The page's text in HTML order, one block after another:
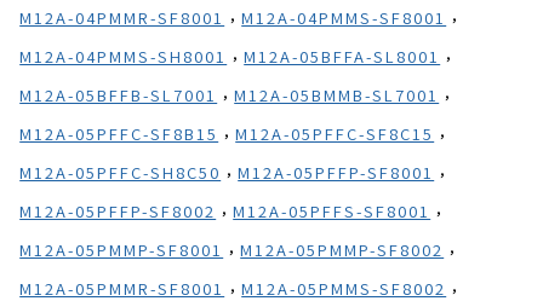
M12A-04PMMR-SF8001 , M12A-04PMMS-SF8001 ,
M12A-04PMMS-SH8001 , M12A-05BFFA-SL8001 ,
M12A-05BFFB-SL7001 , M12A-05BMMB-SL7001 ,
M12A-05PFFC-SF8B15 , M12A-05PFFC-SF8C15 ,
M12A-05PFFC-SH8C50 , M12A-05PFFP-SF8001 ,
M12A-05PFFP-SF8002 , M12A-05PFFS-SF8001 ,
M12A-05PMMP-SF8001 , M12A-05PMMP-SF8002 ,
M12A-05PMMR-SF8001 , M12A-05PMMS-SF8002 ,